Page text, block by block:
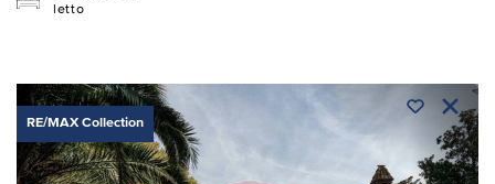
letto
RE/MAX Collection